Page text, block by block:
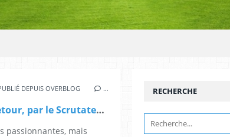
DEPUIS OVERBLOG …
Je suis de retour, par le Scrutateur.
passionnantes, mais
RECHERCHE